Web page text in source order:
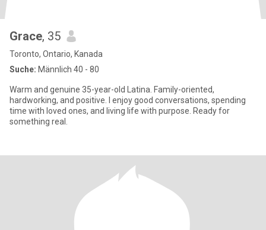
Grace, 35
Toronto, Ontario, Kanada
Suche: Männlich 40 - 80
Warm and genuine 35-year-old Latina. Family-oriented,
hardworking, and positive. I enjoy good conversations, spending
time with loved ones, and living life with purpose. Ready for
something real.